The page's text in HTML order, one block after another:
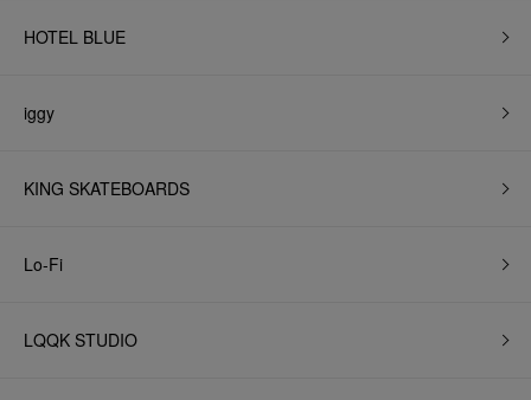
HOTEL BLUE
iggy
KING SKATEBOARDS
Lo-Fi
LQQK STUDIO